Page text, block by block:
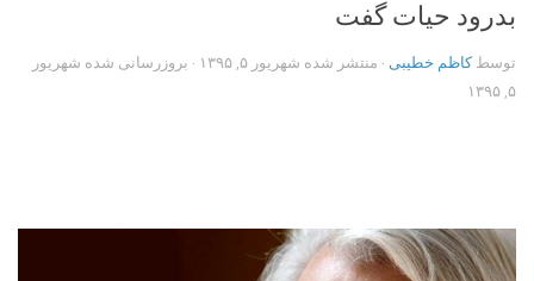
بدرود حیات گفت
توسطکاظم خطیبی · منتشر شده شهریور ۵, ۱۳۹۵ · بروزرسانی شده شهریور
۵, ۱۳۹۵